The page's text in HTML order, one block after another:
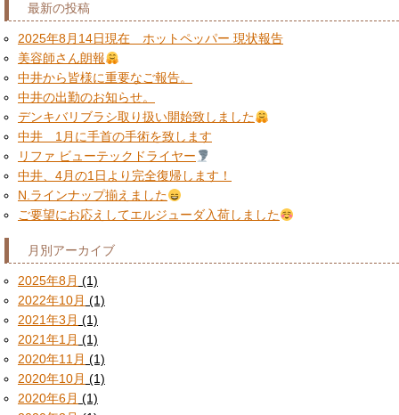
最新の投稿
2025年8月14日現在 ホットペッパー 現状報告
美容師さん朗報
中井から皆様に重要なご報告。
中井の出勤のお知らせ。
デンキバリブラシ取り扱い開始致しました
中井 1月に手首の手術を致します
リファ ビューテックドライヤー
中井、4月の1日より完全復帰します！
N.ラインナップ揃えました
ご要望にお応えしてエルジューダ入荷しました
月別アーカイブ
2025年8月 (1)
2022年10月 (1)
2021年3月 (1)
2021年1月 (1)
2020年11月 (1)
2020年10月 (1)
2020年6月 (1)